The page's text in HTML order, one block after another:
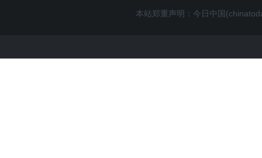
本站郑重声明：今日中国